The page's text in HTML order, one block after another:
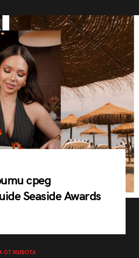
сред
Seaside Awards
ОТ ЖИВОТА